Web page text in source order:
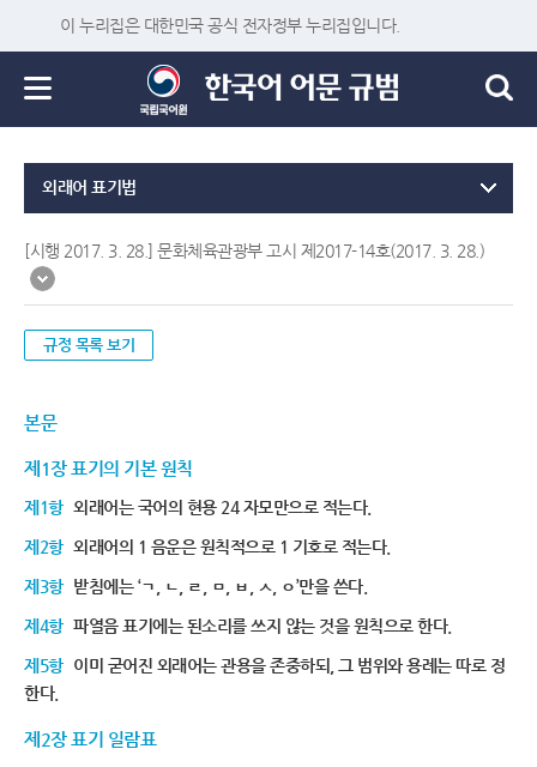
이 누리집은 대한민국 공식 전자정부 누리집입니다.
외래어 표기법
[시행 2017. 3. 28.] 문화체육관광부 고시 제2017-14호(2017. 3. 28.)
규정 목록 보기
본문
제1장 표기의 기본 원칙
제1항 외래어는 국어의 현용 24 자모만으로 적는다.
제2항 외래어의 1 음운은 원칙적으로 1 기호로 적는다.
제3항 받침에는 ‘ㄱ, ㄴ, ㄹ, ㅁ, ㅂ, ㅅ, ㅇ’만을 쓴다.
제4항 파열음 표기에는 된소리를 쓰지 않는 것을 원칙으로 한다.
제5항 이미 굳어진 외래어는 관용을 존중하되, 그 범위와 용례는 따로 정
한다.
제2장 표기 일람표